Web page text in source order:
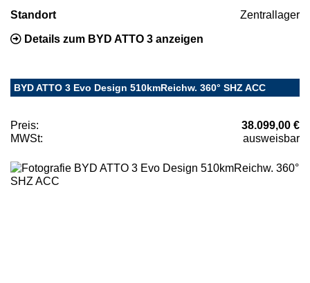
Standort Zentrallager
Details zum BYD ATTO 3 anzeigen
BYD ATTO 3 Evo Design 510kmReichw. 360° SHZ ACC
Preis:
38.099,00 €
MWSt:
ausweisbar